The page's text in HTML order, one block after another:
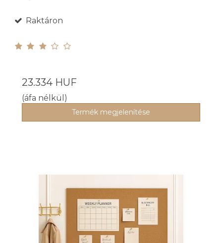
Raktáron
23.334 HUF
(áfa nélkül)
Termék megjelenítése